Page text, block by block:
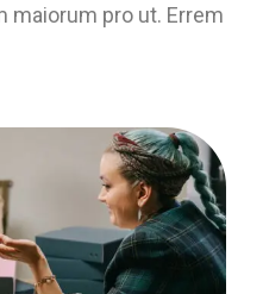
maiorum pro ut. Errem